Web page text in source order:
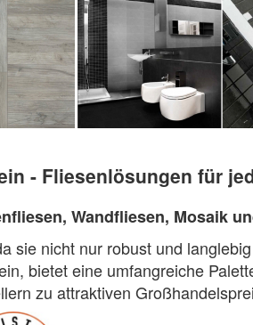
- Fliesenlösungen für
Wandfliesen, Mosaik
nicht nur robust und
bietet eine umfangreiche
zu attraktiven